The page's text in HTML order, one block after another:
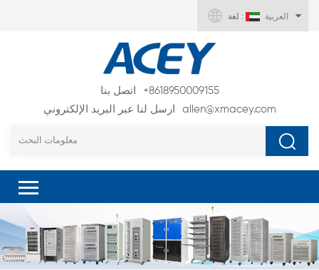
لغة : العربية
اتصل بنا
+8618950009155
ارسل لنا عبر البريد الإلكتروني
allen@xmacey.com